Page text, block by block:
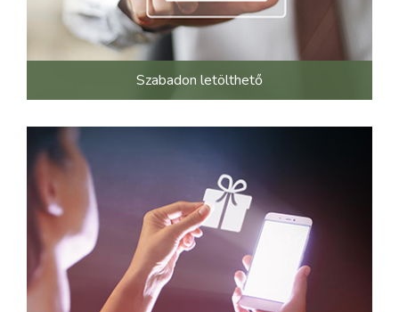
Szabadon letölthető